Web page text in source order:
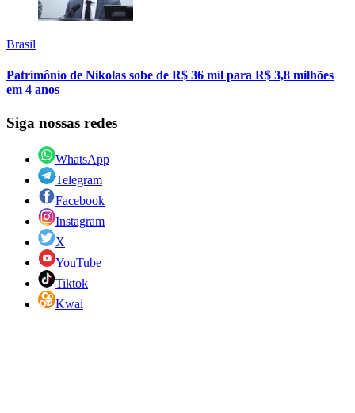
Brasil
Patrimônio de Nikolas sobe de R$ 36 mil para R$ 3,8 milhões
em 4 anos
Siga nossas redes
WhatsApp
Telegram
Facebook
Instagram
X
YouTube
Tiktok
Kwai